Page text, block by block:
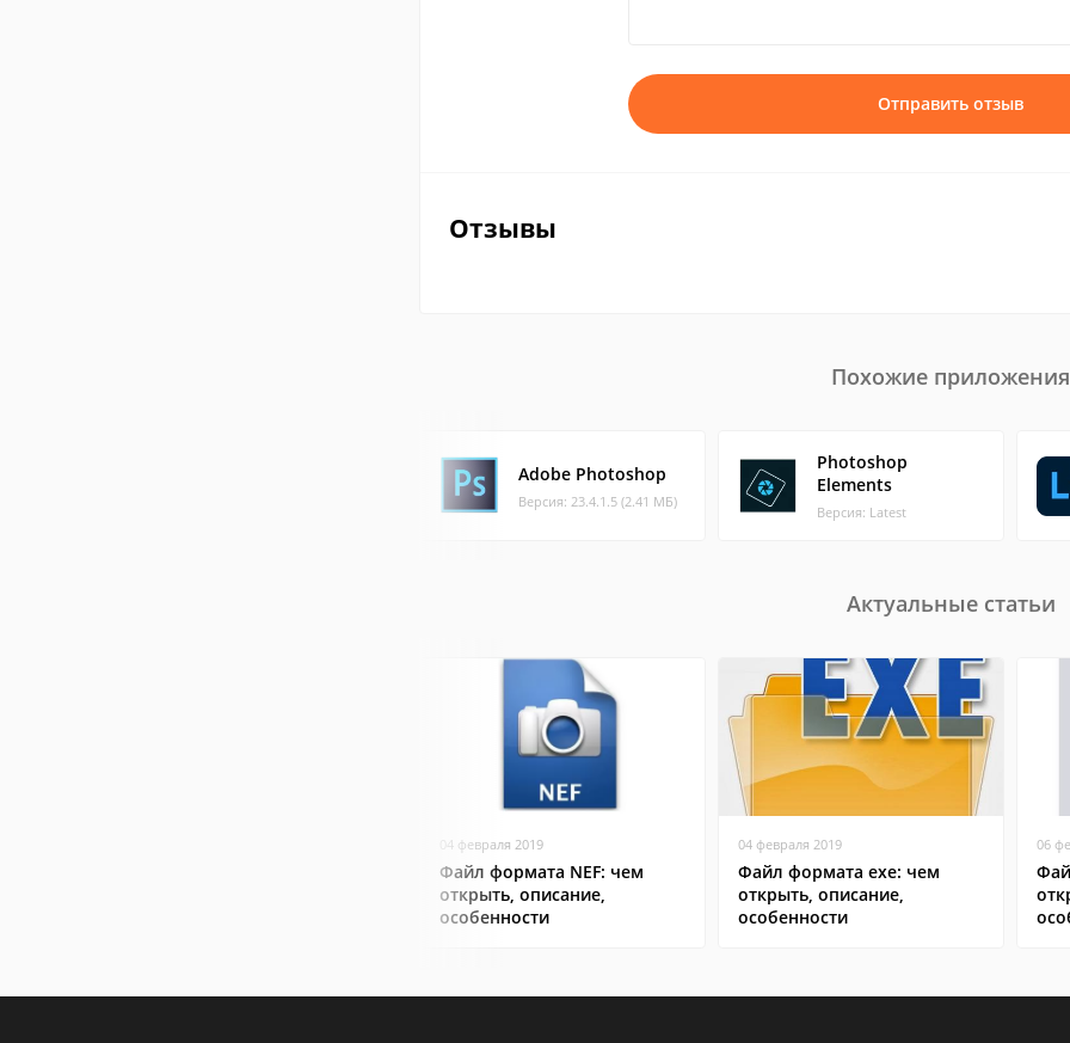
Отправить отзыв
Отзывы
Похожие приложения
Adobe Photoshop
Версия: 23.4.1.5 (2.41 МБ)
Photoshop
Elements
Версия: Latest
Актуальные статьи
04 февраля 2019
Файл формата NEF: чем
открыть, описание,
особенности
04 февраля 2019
Файл формата exe: чем
открыть, описание,
особенности
06